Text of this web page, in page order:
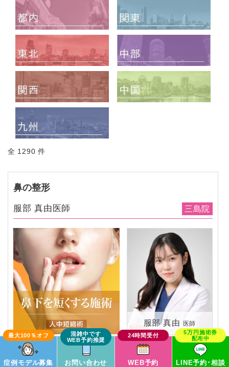
全 1290 件
鼻の整形
服部 真由医師 三島院
服部 真由 医師
この症例モデルで予約
症例モデル募集 お問い合わせ WEB予約 LINE予約･相談